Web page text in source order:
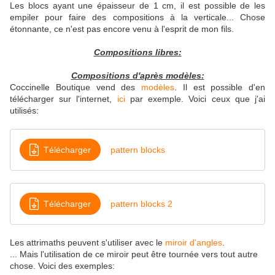
Les blocs ayant une épaisseur de 1 cm, il est possible de les
empiler pour faire des compositions à la verticale... Chose
étonnante, ce n'est pas encore venu à l'esprit de mon fils.
Compositions libres:
Compositions d'après modèles:
Coccinelle Boutique vend des modèles . Il est possible d'en
télécharger sur l'internet, icipar exemple. Voici ceux que j'ai
utilisés:
Télécharger pattern blocks
Télécharger pattern blocks 2
Les attrimaths peuvent s'utiliser avec le miroir d'angles
... Mais l'utilisation de ce miroir peut être tournée vers tout autre
chose. Voici des exemples: